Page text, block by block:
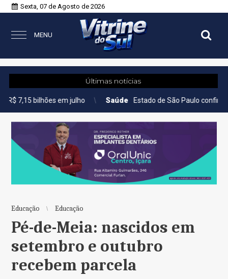
Sexta, 07 de Agosto de 2026
MENU
Últimas notícias
em julho Saúde Estado de São Paulo confirma 23 casos
Educação Educação
Pé-de-Meia: nascidos em
setembro e outubro
recebem parcela